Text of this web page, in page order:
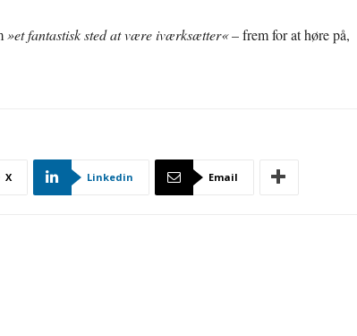
»et fantastisk sted at være iværksætter«– frem for at høre på,
X Linkedin Email